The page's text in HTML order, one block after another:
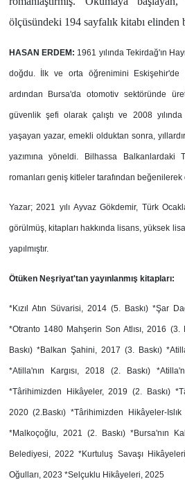
ölçüsündeki 194 sayfalık kitabı elinden
HASAN ERDEM: 1961 yılında Tekirdağ'ın
doğdu. İlk ve orta öğrenimini Eskişehir'de
ardından Bursa'da otomotiv sektöründe
güvenlik şefi olarak çalıştı ve 2008
yaşayan yazar, emekli olduktan sonra,
yazımına yöneldi. Bilhassa Balkanlardaki
romanları geniş kitleler tarafından beğenilerek
Yazar; 2021 yılı Ayvaz Gökdemir, Türk
görülmüş, kitapları hakkında lisans, yüksek
yapılmıştır.
Ötüken Neşriyat'tan yayınlanmış kitapları:
*Kızıl Atın Süvarisi, 2014 (5. Baskı) *Şar
*Otranto 1480 Mahşerin Son Atlısı, 2016
Baskı) *Balkan Şahini, 2017 (3. Baskı)
*Atilla'nın Kargısı, 2018 (2. Baskı)
*Târihimizden Hikâyeler, 2019 (2. Baskı)
2020 (2.Baskı) *Târihimizden Hikâyeler-
*Malkoçoğlu, 2021 (2. Baskı) *Bursa'nın
Belediyesi, 2022 *Kurtuluş Savaşı
Oğulları, 2023 *Selçuklu Hikâyeleri, 2025